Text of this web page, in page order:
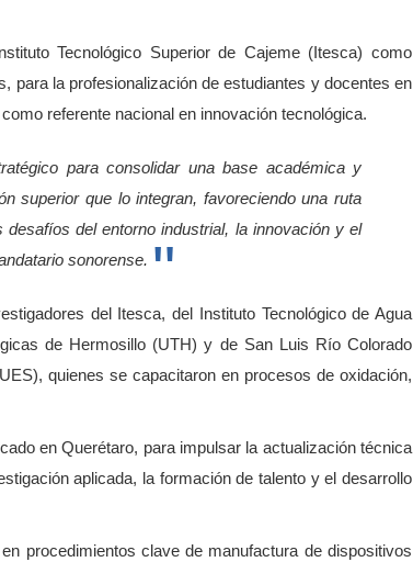
Tecnológico Superior de Cajeme (Itesca) como
para la profesionalización de estudiantes y docentes en
referente nacional en innovación tecnológica.
para consolidar una base académica y
superior que lo integran, favoreciendo una ruta
del entorno industrial, la innovación y el
sonorense.
del Itesca, del Instituto Tecnológico de Agua
de Hermosillo (UTH) y de San Luis Río Colorado
quienes se capacitaron en procesos de oxidación,
en Querétaro, para impulsar la actualización técnica
aplicada, la formación de talento y el desarrollo
procedimientos clave de manufactura de dispositivos